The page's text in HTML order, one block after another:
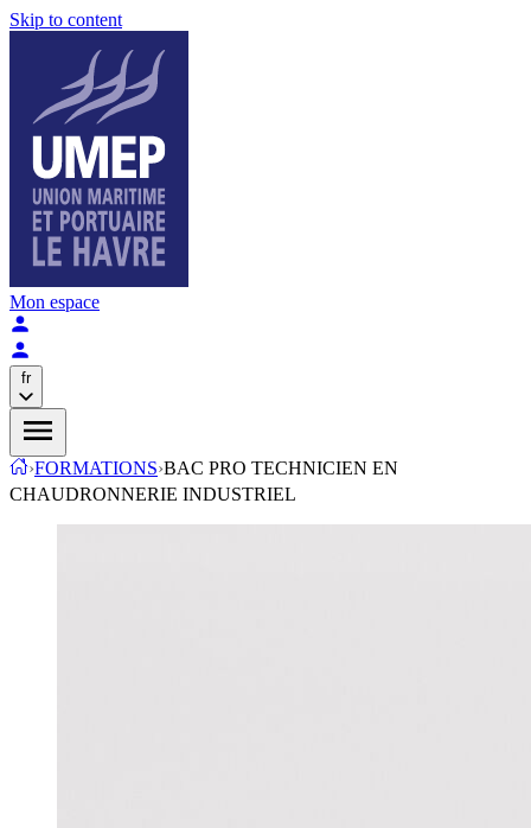
Skip to content
Mon espace
fr
›FORMATIONS›BAC PRO TECHNICIEN EN
CHAUDRONNERIE INDUSTRIEL